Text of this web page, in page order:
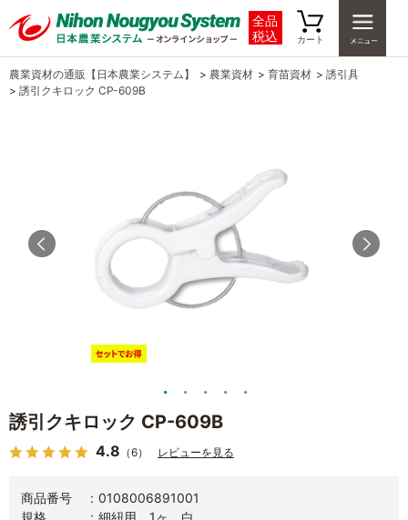
全品
税込
カート
農業資材の通販【日本農業システム】 > 農業資材 > 育苗資材 > 誘引具
> 誘引クキロック CP-609B
誘引クキロック CP-609B
4.8 （6） レビューを見る
商品番号
0108006891001
規格
細紐用 1ヶ 白